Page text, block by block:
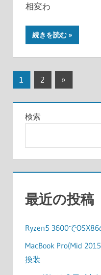
相変わ
続きを読む
投
稿
の
ー
ジ
送
1 2
次
事
»
検索
最近の投稿
Ryzen5 3600で
MacBook Pro(Mid
換装